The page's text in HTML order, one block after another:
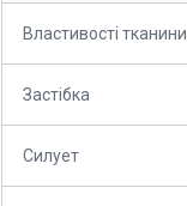
Властивості тканини
Застібка
Силует